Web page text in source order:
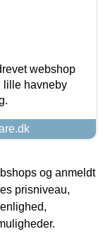
webshop
lille havneby
og anmeldt
prisniveau,